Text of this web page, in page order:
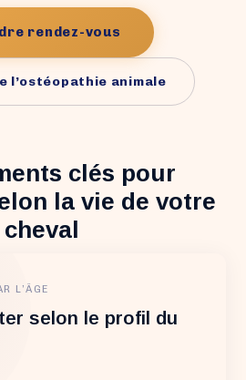
rendez-vous
l’ostéopathie animale
clés pour
la vie de votre
cheval
L’ÂGE
selon le profil du